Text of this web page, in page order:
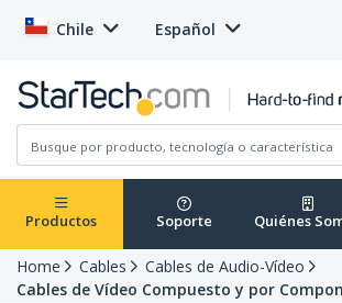
Chile Español
Productos Soporte Quiénes
Home Cables
Cables de Audio-Vídeo
Cables de Vídeo Compuesto y por